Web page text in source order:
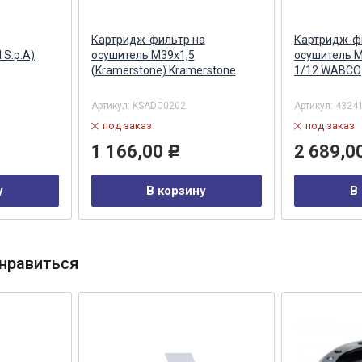
S.p.A)
Картридж-фильтр на
осушитель М39х1,5
(Kramerstone) Kramerstone
Артикул: KSADC0202
под заказ
1 166,00 Р
В корзину
Картридж-
осушитель
1/12 WABCO
Артикул:
под заказ
2
В